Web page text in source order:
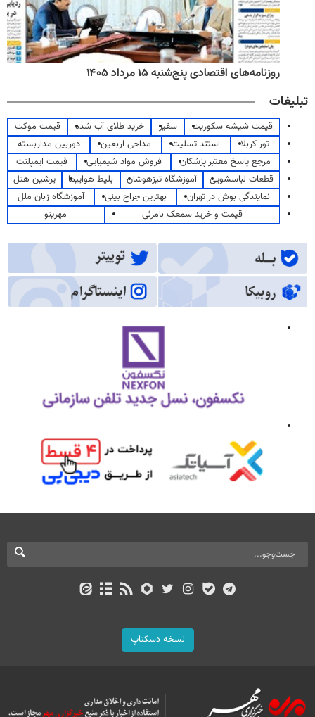
روزنامه‌های اقتصادی پنج‌شنبه ۱۵ مرداد ۱۴۰۵
تبلیغات
قیمت شیشه سکوریت سفیر خرید طلای آب شده
قیمت موکت
تور کربلا
استند تسلیت مداحی اربعین
دوربین مداربسته
مرجع پاسخ معتبر پزشکان
فروش مواد شیمیایی
قیمت ایمپلنت
قطعات لباسشویی
آموزشگاه تیزهوشان بلیط هواپیما
پرشین هتل
نمایندگی بوش در تهران
بهترین جراح بینی
آموزشگاه زبان ملل
قیمت و خرید سمعک نامرئی
مهرینو
نسخه دسکتاپ